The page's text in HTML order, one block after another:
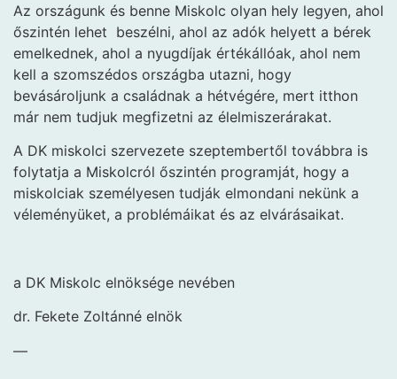
Az országunk és benne Miskolc olyan hely legyen, ahol
őszintén lehet beszélni, ahol az adók helyett a bérek
emelkednek, ahol a nyugdíjak értékállóak, ahol nem
kell a szomszédos országba utazni, hogy
bevásároljunk a családnak a hétvégére, mert itthon
már nem tudjuk megfizetni az élelmiszerárakat.
A DK miskolci szervezete szeptembertől továbbra is
folytatja a Miskolcról őszintén programját, hogy a
miskolciak személyesen tudják elmondani nekünk a
véleményüket, a problémáikat és az elvárásaikat.
a DK Miskolc elnöksége nevében
dr. Fekete Zoltánné elnök
—